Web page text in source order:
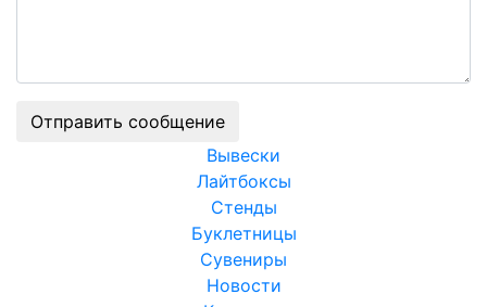
Отправить сообщение
Вывески
Лайтбоксы
Стенды
Буклетницы
Сувениры
Новости